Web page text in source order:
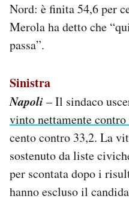
Nord: è finita 54,6 per
Merola ha detto che
passa”.
Sinistra
Napoli– Il sindaco
vinto nettamente
cento contro 33,2. La
sostenuto da liste
per scontata dopo i
hanno escluso il